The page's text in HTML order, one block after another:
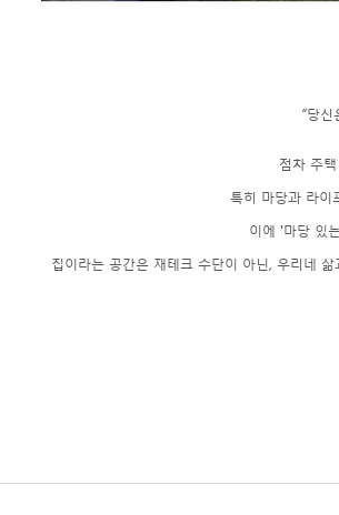
“당
점차 주
특히 마당과 라이
이에 '마당 있
집이라는 공간은 재테크 수단이 아닌, 우리네